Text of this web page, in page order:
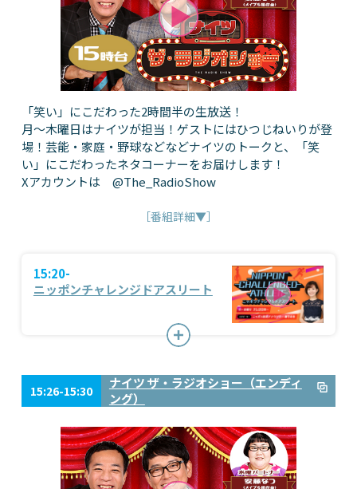
「笑い」にこだわった2時間半の生放送！
月～木曜日はナイツが担当！ゲストにはひつじねいりが登
場！芸能・家庭・野球などなどナイツのトークと、「笑
い」にこだわったネタコーナーをお届けします！
Xアカウントは @The_RadioShow
［番組詳細▼］
15:20-
ニッポンチャレンジドアスリート
15:26-15:30
ナイツ ザ・ラジオショー（エンディ
ング）